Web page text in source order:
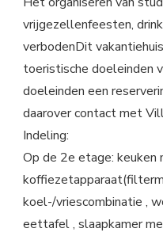
vrijgezellenfeesten,
verbodenDit
toeristische doeleinden
doeleinden een
daarover contact met
Indeling:
Op de 2e etage: keuken
koel-/vriescombinatie ,
eettafel , slaapkamer